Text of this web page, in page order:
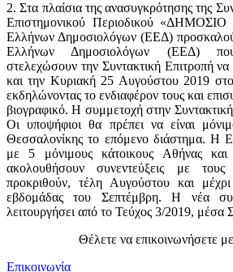
2. Στα πλαίσια της ανασυγκρότησης της
Επιστημονικού Περιοδικού
Ελλήνων Δημοσιολόγων (ΕΕΔ)
Ελλήνων Δημοσιολόγων (ΕΕΔ)
στελεχώσουν την Συντακτική Επιτροπή
και την Κυριακή 25 Αυγούστου 2019
εκδηλώνοντας το ενδιαφέρον τους και
βιογραφικό. Η συμμετοχή στην
Οι υποψήφιοι θα πρέπει να είναι
Θεσσαλονίκης το επόμενο διάστημα. Η
με 5 μόνιμους κάτοικους Αθήνας
ακολουθήσουν συνεντεύξεις με
προκριθούν, τέλη Αυγούστου και
εβδομάδας του Σεπτέμβρη. Η νέα
λειτουργήσει από το Τεύχος 3/2019, μέσα
Θέλετε να επικοινωνήσετε
Επικοινωνία